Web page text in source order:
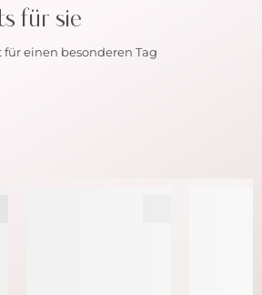
für sie
einen besonderen Tag